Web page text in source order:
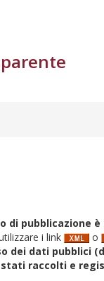
di pubblicazione
i link
o
dei dati pubblici
raccolti e